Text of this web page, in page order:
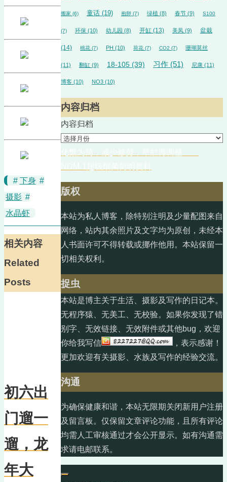
# 下身 #
摄影 #
水晶虾
相关内容
Related
Posts
初六出
门遛一
遛，龙
年大
搬家 (6) 童话 (19) 抱卵 (7) 绿植 (8) 春节 (9) S100
(7) 环保 (10) 幼儿园 (8) 开缸 (13) 美凤 (9) 盆栽
(14) 桃花 (7) PH (10) 荷花 (7) CO2 (7) 珊瑚莫丝
(11) 翻缸 (9) 18-105 (39) 习作 (51) 尼康 (11)
博客 (10) NO3 (10)
内容归档
内容归档
版权
本站为私人博客，除特别注明及少量配图来自
网络，站内其余照片及文字均为原创，未经本
人书面许可不得转载或挪作他用。本站保留一
切相关权利。
捉虫
本站是博主关于生活、摄影及写作的日记本。
无程序猿、无美工、无校验。如果你发现了错
别字、无效链接、无效附件或其他bug，欢迎
你给我写信
，表示感谢！
更加欢迎有关摄影、水族及写作的经验交流。
沟通
为确保健康和谐，本站无限期关闭新用户注册
及留言板。仅保留文章评论功能，且所有评论
均需人工审核通过才会公开显示。如有沟通需
求请电邮联系。